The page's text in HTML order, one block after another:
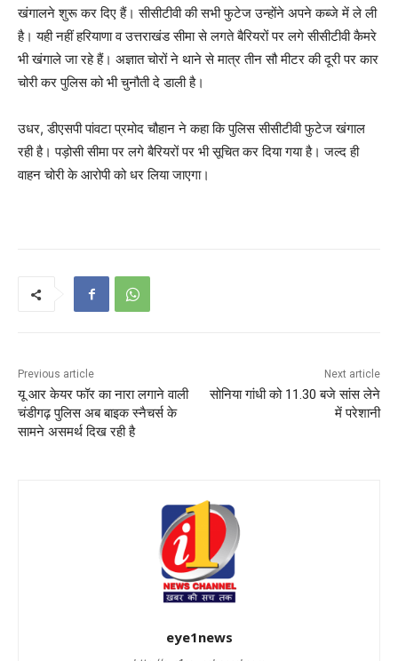
खंगालने शुरू कर दिए हैं। सीसीटीवी की सभी फुटेज उन्होंने अपने कब्जे में ले ली
है। यही नहीं हरियाणा व उत्तराखंड सीमा से लगते बैरियरों पर लगे सीसीटीवी कैमरे
भी खंगाले जा रहे हैं। अज्ञात चोरों ने थाने से मात्र तीन सौ मीटर की दूरी पर कार
चोरी कर पुलिस को भी चुनौती दे डाली है।
उधर, डीएसपी पांवटा प्रमोद चौहान ने कहा कि पुलिस सीसीटीवी फुटेज खंगाल
रही है। पड़ोसी सीमा पर लगे बैरियरों पर भी सूचित कर दिया गया है। जल्द ही
वाहन चोरी के आरोपी को धर लिया जाएगा।
Previous article
यू आर केयर फॉर का नारा लगाने वाली
चंडीगढ़ पुलिस अब बाइक स्नैचर्स के
सामने असमर्थ दिख रही है
Next article
सोनिया गांधी को 11.30 बजे सांस लेने
में परेशानी
eye1news